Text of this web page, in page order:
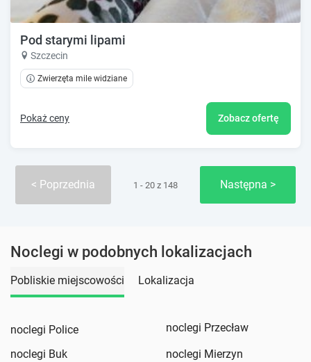
Pod starymi lipami
Szczecin
Zwierzęta mile widziane
Pokaż ceny Zobacz ofertę
Poprzednia 1 - 20 z 148 Następna
Noclegi w podobnych lokalizacjach
Pobliskie miejscowości Lokalizacja
noclegi Police
noclegi Przecław
noclegi Buk
noclegi Mierzyn